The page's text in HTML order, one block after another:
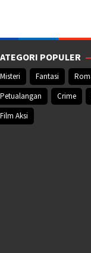
POPULER
Misteri Fantasi
Petualangan
Crime
Film Aksi